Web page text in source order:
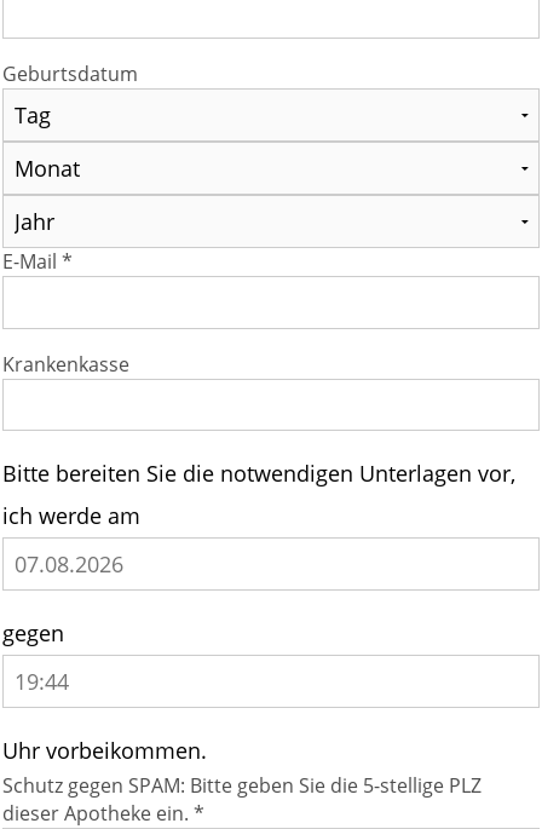
Geburtsdatum
E-Mail *
Krankenkasse
Bitte bereiten Sie die notwendigen Unterlagen vor,
ich werde am
gegen
Uhr vorbeikommen.
Schutz gegen SPAM: Bitte geben Sie die 5-stellige PLZ
dieser Apotheke ein. *